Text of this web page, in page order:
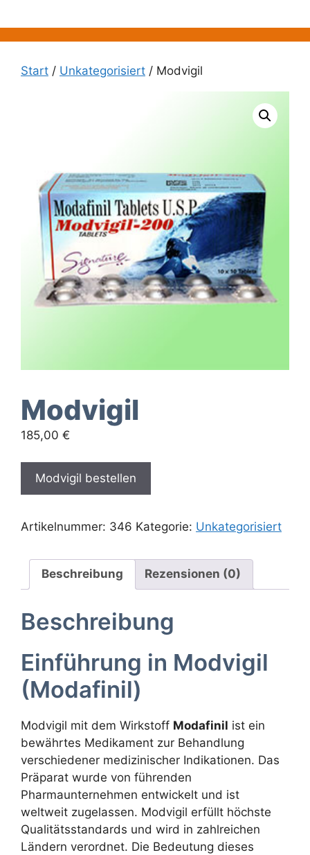
Inhalt
springen
Start / Unkategorisiert / Modvigil
Modvigil
185,00 €
Modvigil bestellen
Artikelnummer: 346 Kategorie: Unkategorisiert
Beschreibung Rezensionen (0)
Beschreibung
Einführung in Modvigil
(Modafinil)
Modvigil mit dem Wirkstoff Modafinil ist ein
bewährtes Medikament zur Behandlung
verschiedener medizinischer Indikationen. Das
Präparat wurde von führenden
Pharmaunternehmen entwickelt und ist
weltweit zugelassen. Modvigil erfüllt höchste
Qualitätsstandards und wird in zahlreichen
Ländern verordnet. Die Bedeutung dieses